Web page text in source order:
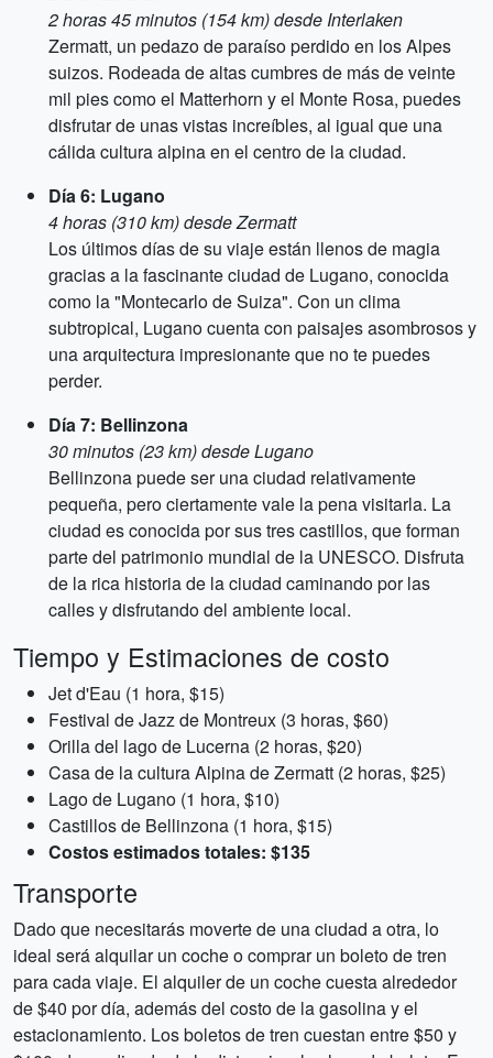
2 horas 45 minutos (154 km) desde Interlaken
Zermatt, un pedazo de paraíso perdido en los Alpes
suizos. Rodeada de altas cumbres de más de veinte
mil pies como el Matterhorn y el Monte Rosa, puedes
disfrutar de unas vistas increíbles, al igual que una
cálida cultura alpina en el centro de la ciudad.
Día 6: Lugano
4 horas (310 km) desde Zermatt
Los últimos días de su viaje están llenos de magia
gracias a la fascinante ciudad de Lugano, conocida
como la "Montecarlo de Suiza". Con un clima
subtropical, Lugano cuenta con paisajes asombrosos y
una arquitectura impresionante que no te puedes
perder.
Día 7: Bellinzona
30 minutos (23 km) desde Lugano
Bellinzona puede ser una ciudad relativamente
pequeña, pero ciertamente vale la pena visitarla. La
ciudad es conocida por sus tres castillos, que forman
parte del patrimonio mundial de la UNESCO. Disfruta
de la rica historia de la ciudad caminando por las
calles y disfrutando del ambiente local.
Tiempo y Estimaciones de costo
Jet d'Eau (1 hora, $15)
Festival de Jazz de Montreux (3 horas, $60)
Orilla del lago de Lucerna (2 horas, $20)
Casa de la cultura Alpina de Zermatt (2 horas, $25)
Lago de Lugano (1 hora, $10)
Castillos de Bellinzona (1 hora, $15)
Costos estimados totales: $135
Transporte
Dado que necesitarás moverte de una ciudad a otra, lo
ideal será alquilar un coche o comprar un boleto de tren
para cada viaje. El alquiler de un coche cuesta alrededor
de $40 por día, además del costo de la gasolina y el
estacionamiento. Los boletos de tren cuestan entre $50 y